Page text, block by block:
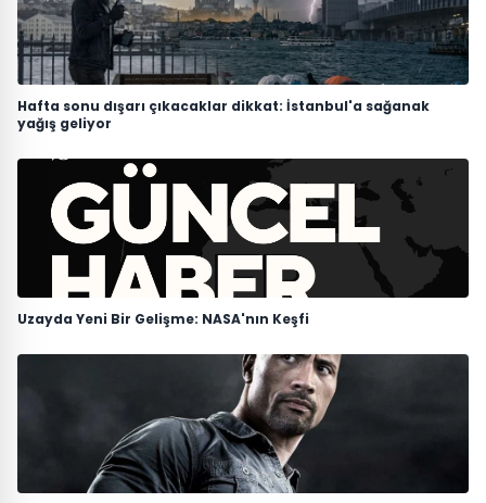
Hafta sonu dışarı çıkacaklar dikkat: İstanbul'a sağanak
yağış geliyor
Uzayda Yeni Bir Gelişme: NASA'nın Keşfi